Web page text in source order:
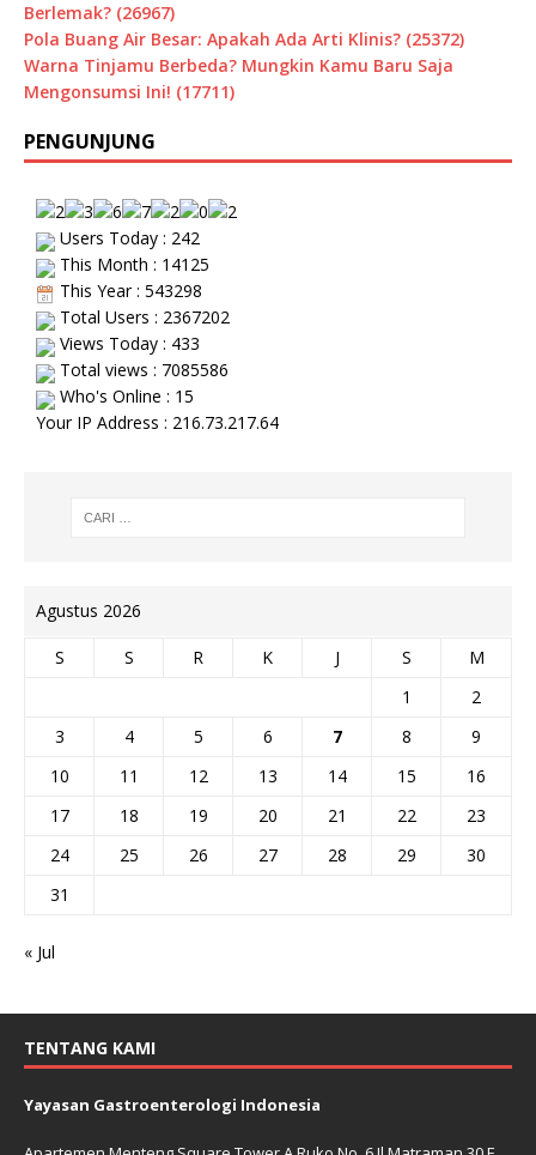
Berlemak? (26967)
Pola Buang Air Besar: Apakah Ada Arti Klinis? (25372)
Warna Tinjamu Berbeda? Mungkin Kamu Baru Saja
Mengonsumsi Ini! (17711)
PENGUNJUNG
Users Today : 242
This Month : 14125
This Year : 543298
Total Users : 2367202
Views Today : 433
Total views : 7085586
Who's Online : 15
Your IP Address : 216.73.217.64
Agustus 2026
S S R K J S
M
1
2
3
4 5 6 7 8
9
10
11 12 13 14 15
16
17
18 19 20 21 22
23
24
25 26 27 28 29
30
31
« Jul
TENTANG KAMI
Yayasan Gastroenterologi Indonesia